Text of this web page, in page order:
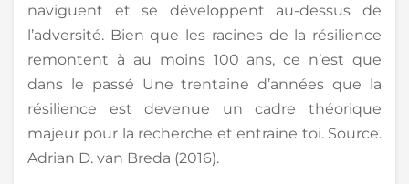
naviguent et se développent au-dessus de
l’adversité. Bien que les racines de la résilience
remontent à au moins 100 ans, ce n’est que
dans le passé Une trentaine d’années que la
résilience est devenue un cadre théorique
majeur pour la recherche et entraine toi. Source.
Adrian D. van Breda (2016).